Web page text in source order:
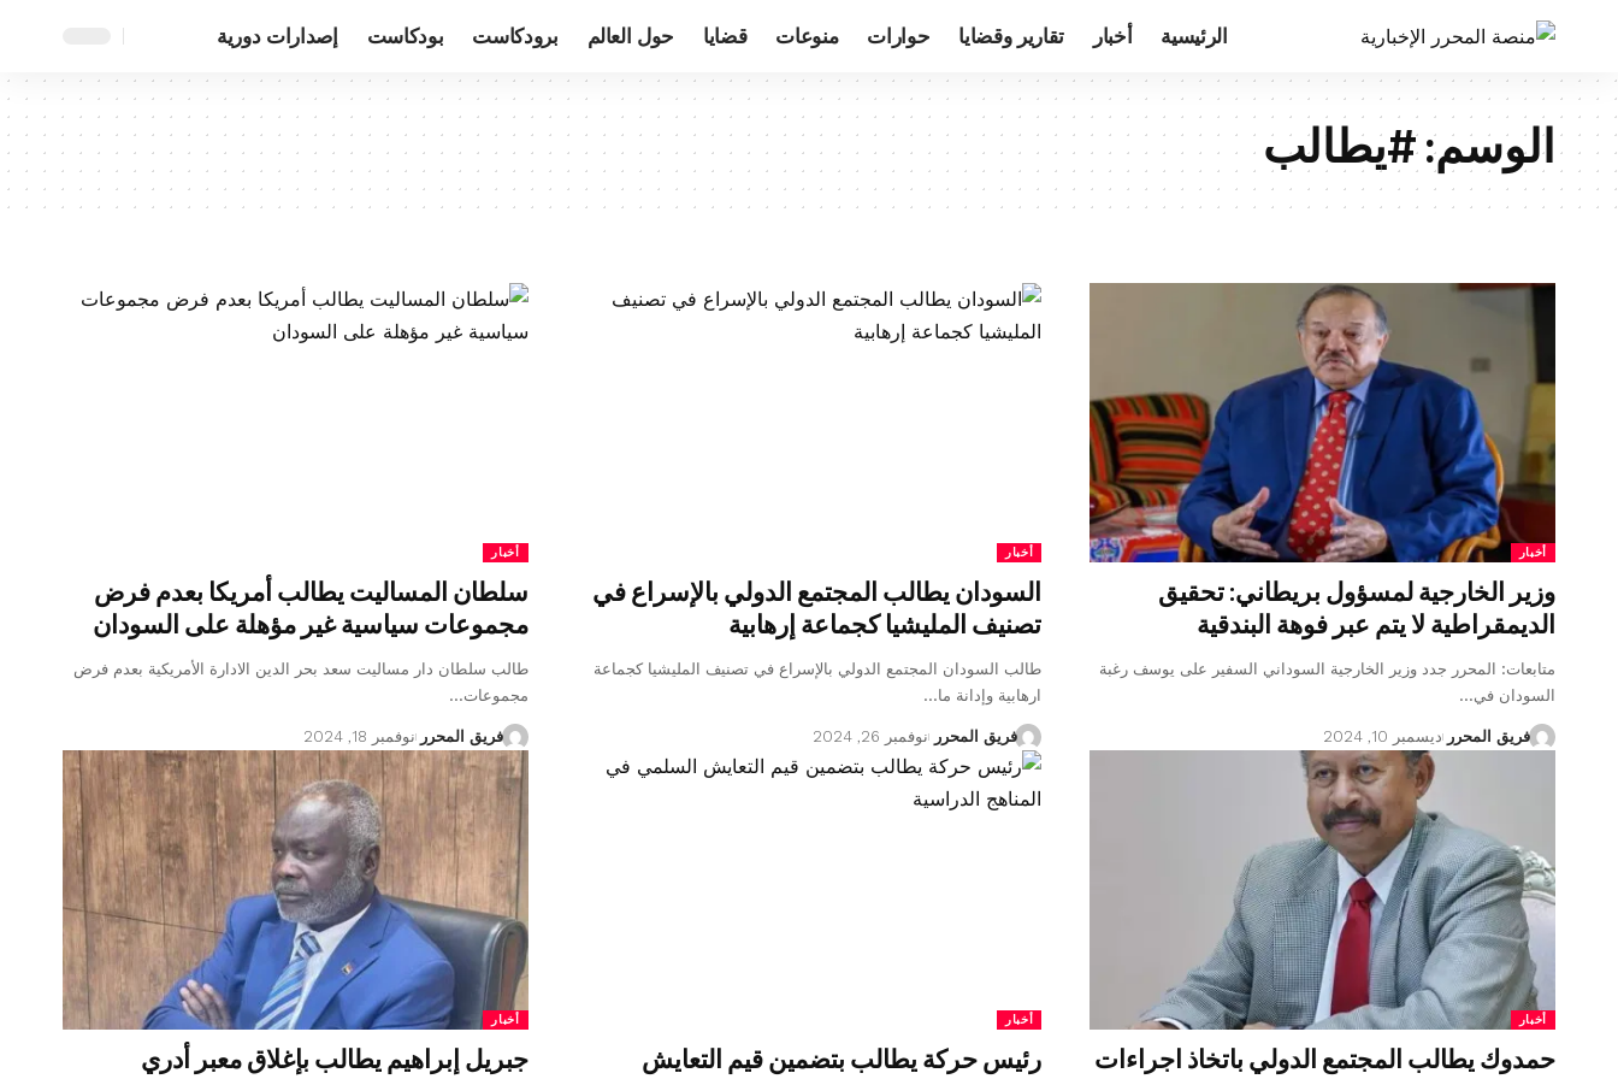
الرئيسية أخبار تقارير وقضايا حوارات منوعات قضايا حول العالم برودكاست بودكاست إصدارات دورية
الوسم:#يطالب
أخبار
وزير الخارجية لمسؤول بريطاني: تحقيق
الديمقراطية لا يتم عبر فوهة البندقية
متابعات: المحرر جدد وزير الخارجية السوداني السفير على يوسف رغبة
السودان في…
فريق المحرر ديسمبر 10, 2024
أخبار
السودان يطالب المجتمع الدولي بالإسراع في
تصنيف المليشيا كجماعة إرهابية
طالب السودان المجتمع الدولي بالإسراع في تصنيف المليشيا كجماعة
ارهابية وإدانة ما…
فريق المحرر نوفمبر 26, 2024
أخبار
سلطان المساليت يطالب أمريكا بعدم فرض
مجموعات سياسية غير مؤهلة على السودان
طالب سلطان دار مساليت سعد بحر الدين الادارة الأمريكية بعدم فرض
مجموعات…
فريق المحرر نوفمبر 18, 2024
أخبار
حمدوك يطالب المجتمع الدولي باتخاذ اجراءات
أخبار
رئيس حركة يطالب بتضمين قيم التعايش
أخبار
جبريل إبراهيم يطالب بإغلاق معبر أدري